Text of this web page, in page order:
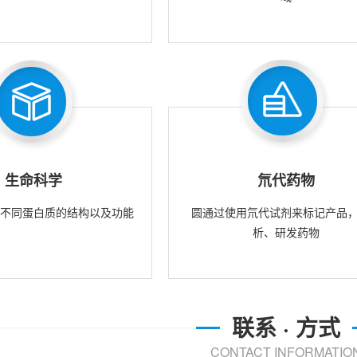
生命科学
同蛋白质的结构以及功能
氘代药物
圆通过使用氘代试剂来标记产品
析、研发药物
联系 · 方式
CONTACT